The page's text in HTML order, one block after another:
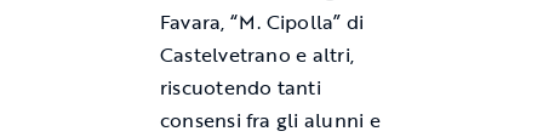
Favara, “M. Cipolla” di
Castelvetrano e altri,
riscuotendo tanti
consensi fra gli alunni e